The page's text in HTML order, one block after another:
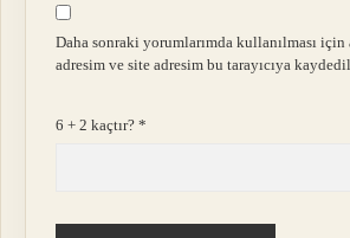
Daha sonraki yorumlarımda kullanılması için
adresim ve site adresim bu tarayıcıya
6 + 2 kaçtır?*